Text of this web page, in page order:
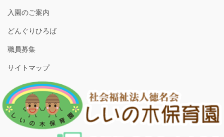
入園のご案内
どんぐりひろば
職員募集
サイトマップ